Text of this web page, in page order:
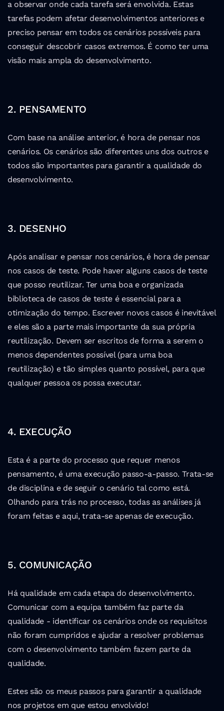
a observar onde cada tarefa será envolvida. Estas
tarefas podem afetar desenvolvimentos anteriores e
preciso pensar em todos os cenários possíveis para
conseguir descobrir casos extremos. É como ter uma
visão mais ampla do desenvolvimento.
2. PENSAMENTO
Com base na análise anterior, é hora de pensar nos
cenários. Os cenários são diferentes uns dos outros e
todos são importantes para garantir a qualidade do
desenvolvimento.
3. DESENHO
Após analisar e pensar nos cenários, é hora de pensar
nos casos de teste. Pode haver alguns casos de teste
que posso reutilizar. Ter uma boa e organizada
biblioteca de casos de teste é essencial para a
otimização do tempo. Escrever novos casos é inevitável
e eles são a parte mais importante da sua própria
reutilização. Devem ser escritos de forma a serem o
menos dependentes possível (para uma boa
reutilização) e tão simples quanto possível, para que
qualquer pessoa os possa executar.
4. EXECUÇÃO
Esta é a parte do processo que requer menos
pensamento, é uma execução passo-a-passo. Trata-se
de disciplina e de seguir o cenário tal como está.
Olhando para trás no processo, todas as análises já
foram feitas e aqui, trata-se apenas de execução.
5. COMUNICAÇÃO
Há qualidade em cada etapa do desenvolvimento.
Comunicar com a equipa também faz parte da
qualidade - identificar os cenários onde os requisitos
não foram cumpridos e ajudar a resolver problemas
com o desenvolvimento também fazem parte da
qualidade.
Estes são os meus passos para garantir a qualidade
nos projetos em que estou envolvido!